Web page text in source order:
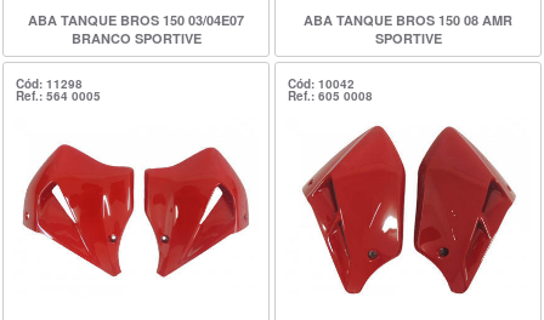
ABA TANQUE BROS 150 03/04E07
BRANCO SPORTIVE
ABA TANQUE BROS 150 08 AMR
SPORTIVE
Cód: 11298
Ref.: 564 0005
Cód: 10042
Ref.: 605 0008